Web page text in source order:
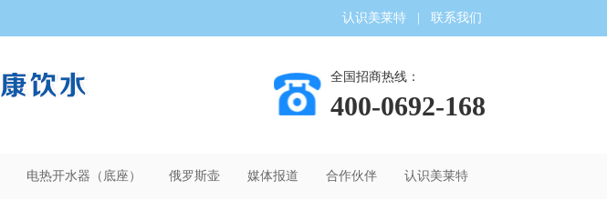
认识美莱特 联系我们
全国招商热线：
400-0692-168
电热开水器（底座） 俄罗斯壶 媒体报道 合作伙伴 认识美莱特